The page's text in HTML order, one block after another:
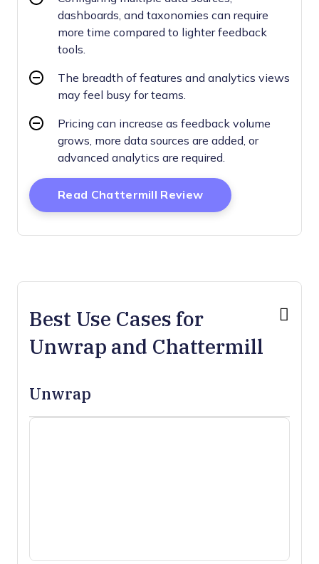
dashboards, and taxonomies can require
more time compared to lighter feedback
tools.
The breadth of features and analytics views
may feel busy for teams.
Pricing can increase as feedback volume
grows, more data sources are added, or
advanced analytics are required.
Read Chattermill ReviewOpens New
Best Use Cases for
Unwrap and Chattermill
Unwrap